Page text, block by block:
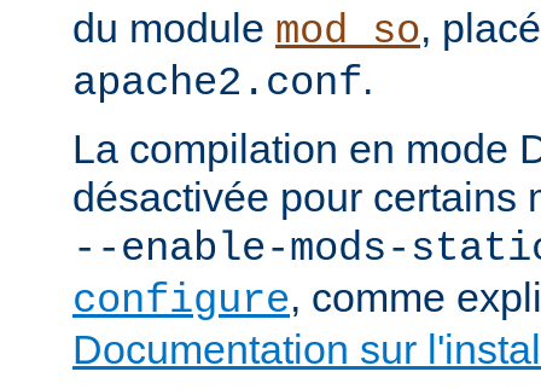
du module mod_so,
apache2.conf.
La compilation en mode
désactivée pour certains
--enable-mods-
configure, comme
Documentation sur